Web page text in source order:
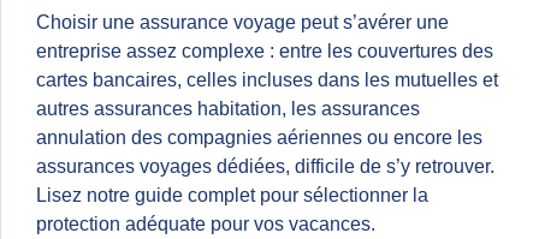
Choisir une assurance voyage peut s’avérer une
entreprise assez complexe : entre les couvertures des
cartes bancaires, celles incluses dans les mutuelles et
autres assurances habitation, les assurances
annulation des compagnies aériennes ou encore les
assurances voyages dédiées, difficile de s’y retrouver.
Lisez notre guide complet pour sélectionner la
protection adéquate pour vos vacances.